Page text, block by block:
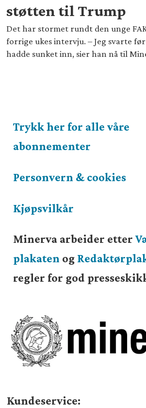
støtten til Trump
Det har stormet rundt den unge
forrige ukes intervju. – Jeg svarte
hadde sunket inn, sier han nå til
Trykk her for alle våre
abonnementer
Personvern & cookies
Kjøpsvilkår
Minerva arbeider etter
plakaten og
regler for god
Kundeservice: